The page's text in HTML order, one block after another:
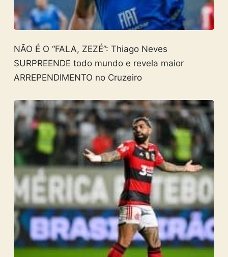
NÃO É O “FALA, ZEZÉ”: Thiago Neves
SURPREENDE todo mundo e revela maior
ARREPENDIMENTO no Cruzeiro